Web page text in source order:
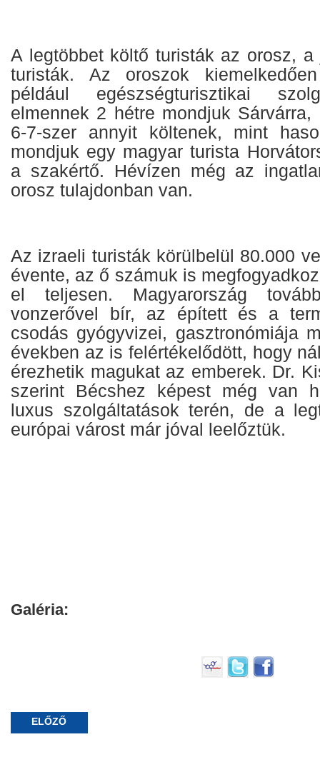
A legtöbbet költő turisták az orosz,
turisták. Az oroszok
például egészségturisztikai
elmennek 2 hétre mondjuk Sárvárra,
6-7-szer annyit költenek, mint
mondjuk egy magyar turista
a szakértő. Hévízen még az
orosz tulajdonban van.
Az izraeli turisták körülbelül 80.000
évente, az ő számuk is
el teljesen. Magyarország
vonzerővel bír, az épített és a
csodás gyógyvizei, gasztronómiája
években az is felértékelődött, hogy
érezhetik magukat az emberek. Dr.
szerint Bécshez képest még van
luxus szolgáltatások terén, de a
európai várost már jóval leelőztük.
Galéria:
ELŐZŐ